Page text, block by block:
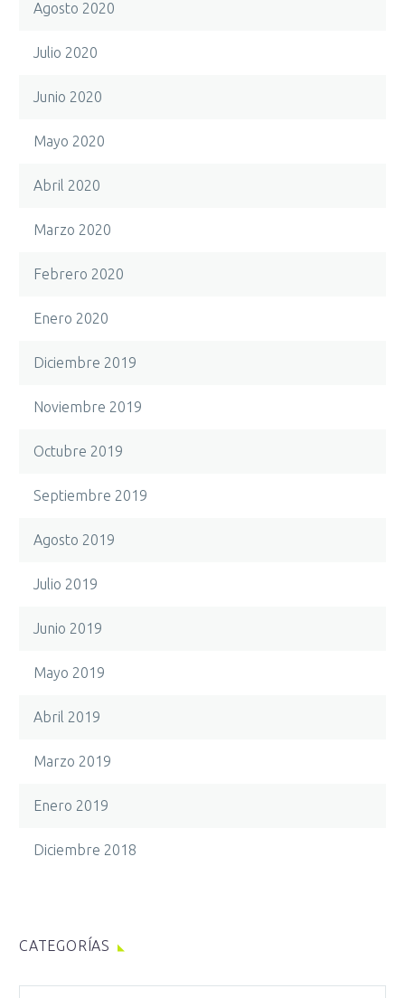
Agosto 2020
Julio 2020
Junio 2020
Mayo 2020
Abril 2020
Marzo 2020
Febrero 2020
Enero 2020
Diciembre 2019
Noviembre 2019
Octubre 2019
Septiembre 2019
Agosto 2019
Julio 2019
Junio 2019
Mayo 2019
Abril 2019
Marzo 2019
Enero 2019
Diciembre 2018
CATEGORÍAS